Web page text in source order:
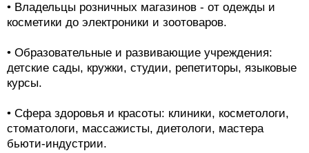
• Владельцы розничных магазинов - от одежды и
косметики до электроники и зоотоваров.
• Образовательные и развивающие учреждения:
детские сады, кружки, студии, репетиторы, языковые
курсы.
• Сфера здоровья и красоты: клиники, косметологи,
стоматологи, массажисты, диетологи, мастера
бьюти-индустрии.